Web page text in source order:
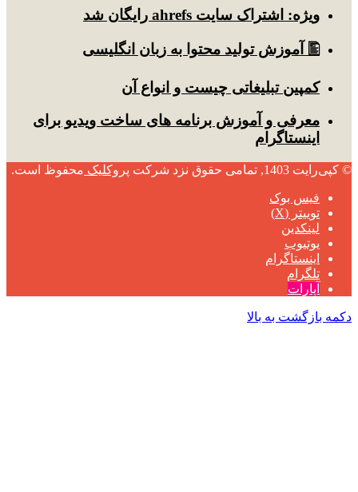
ویژه: اشتراک سایت ahrefs رایگان شد
🖺 آموزش تولید محتوا به زبان انگلیسی
کمپین تبلیغاتی چیست و انواع آن
معرفی و آموزش برنامه های ساخت ویدیو برای
اینستاگرام
© کپی‌رایت 1403, تمامی حقوق نزد شرکت پروکلیک محفوظ است.
فیس بوک
توییتر (X)
لینکدین
یوتیوب
اینستاگرام
تلگرام
آپارات
دکمه بازگشت به بالا